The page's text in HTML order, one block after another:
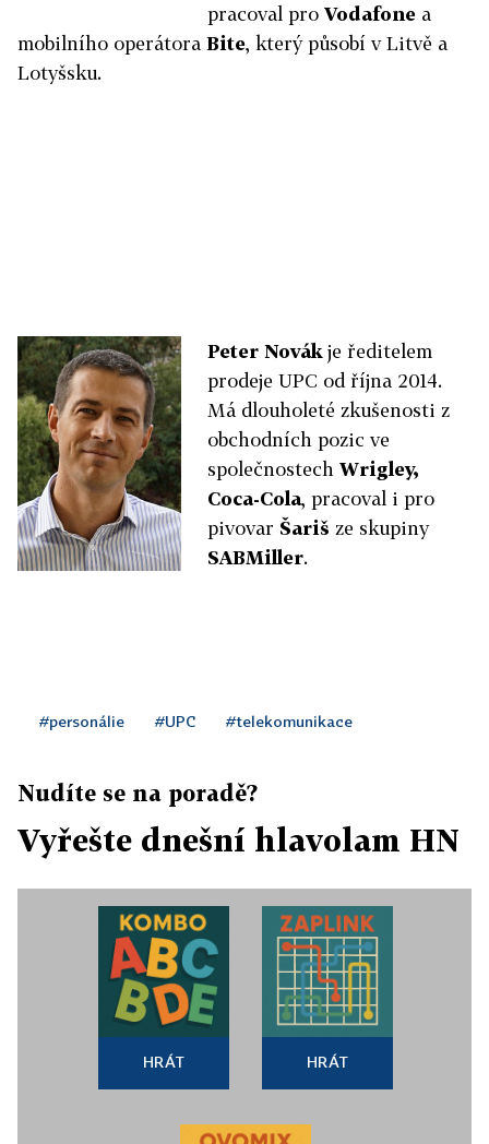
pracoval pro Vodafone a
mobilního operátora Bite, který působí v Litvě a
Lotyšsku.
Peter Novák je ředitelem
prodeje UPC od října 2014.
Má dlouholeté zkušenosti z
obchodních pozic ve
společnostech Wrigley,
Coca-Cola, pracoval i pro
pivovar Šariš ze skupiny
SABMiller.
#personálie #UPC #telekomunikace
Nudíte se na poradě?
Vyřešte dnešní hlavolam HN
HRÁT HRÁT